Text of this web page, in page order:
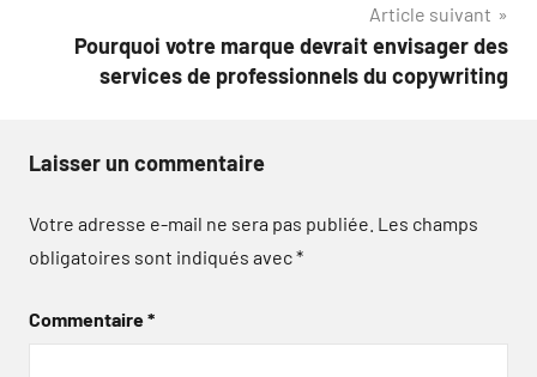
Article suivant
Pourquoi votre marque devrait envisager des
services de professionnels du copywriting
Laisser un commentaire
Votre adresse e-mail ne sera pas publiée. Les champs
obligatoires sont indiqués avec*
Commentaire*